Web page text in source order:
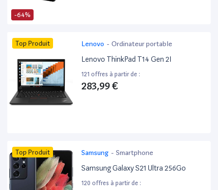
-64%
Top Produit Lenovo - Ordinateur portable
Lenovo ThinkPad T14 Gen 2I
121 offres à partir de :
283,99 €
Top Produit Samsung - Smartphone
Samsung Galaxy S21 Ultra 256Go
120 offres à partir de :